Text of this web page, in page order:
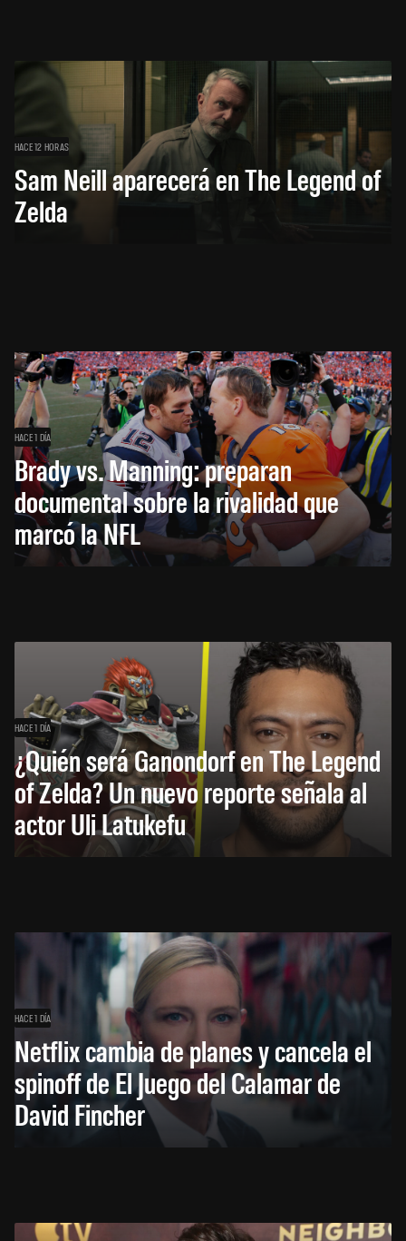
HACE 12 HORAS
Sam Neill aparecerá en The Legend of
Zelda
HACE 1 DÍA
Brady vs. Manning: preparan
documental sobre la rivalidad que
marcó la NFL
HACE 1 DÍA
¿Quién será Ganondorf en The Legend
of Zelda? Un nuevo reporte señala al
actor Uli Latukefu
HACE 1 DÍA
Netflix cambia de planes y cancela el
spinoff de El Juego del Calamar de
David Fincher